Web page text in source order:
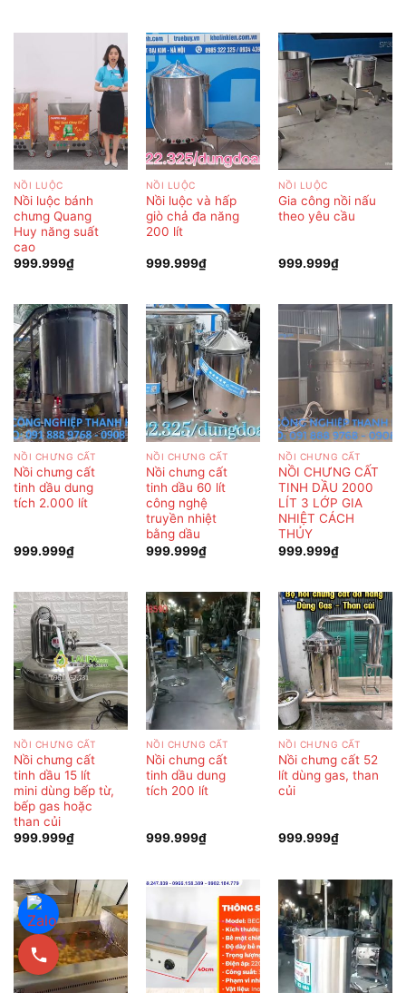
NỒI LUỘC
Nồi luộc bánh
chưng Quang
Huy năng suất
cao
999.999₫
NỒI LUỘC
Nồi luộc và hấp
giò chả đa năng
200 lít
999.999₫
NỒI LUỘC
Gia công nồi nấu
theo yêu cầu
999.999₫
NỒI CHƯNG CẤT
Nồi chưng cất
tinh dầu dung
tích 2.000 lít
999.999₫
NỒI CHƯNG CẤT
Nồi chưng cất
tinh dầu 60 lít
công nghệ
truyền nhiệt
bằng dầu
999.999₫
NỒI CHƯNG CẤT
NỒI CHƯNG CẤT
TINH DẦU 2000
LÍT 3 LỚP GIA
NHIỆT CÁCH
THỦY
999.999₫
NỒI CHƯNG CẤT
Nồi chưng cất
tinh dầu 15 lít
mini dùng bếp từ,
bếp gas hoặc
than củi
999.999₫
NỒI CHƯNG CẤT
Nồi chưng cất
tinh dầu dung
tích 200 lít
999.999₫
NỒI CHƯNG CẤT
Nồi chưng cất 52
lít dùng gas, than
củi
999.999₫